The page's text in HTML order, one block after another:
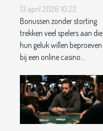
zonder
storting bij
online
casino's?
13 april 2026 10:22
Bonussen zonder storting
trekken veel spelers aan die
hun geluk willen beproeven
bij een online casino...